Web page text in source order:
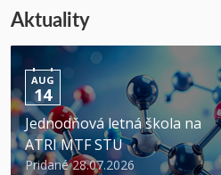
Aktuality
AUG
14
Jednodňová letná škola na
ATRI MTF STU
Pridané 28.07.2026